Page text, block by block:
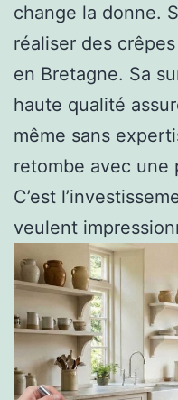
change la donne.
réaliser des
en Bretagne. Sa
haute qualité
même sans
retombe avec une
C’est
veulent